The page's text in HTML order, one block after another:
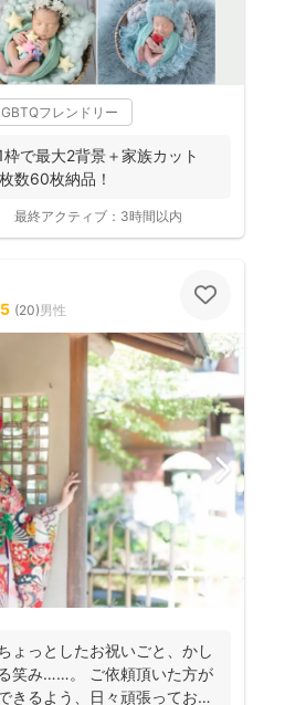
フレンドリー
で最大2背景＋家族カット
数60枚納品！
最終アクティブ： 3時間以内
5 (20)男性
ょっとしたお祝いごと、かし
笑み……。 ご依頼頂いた方が
きるよう、日々頑張っており